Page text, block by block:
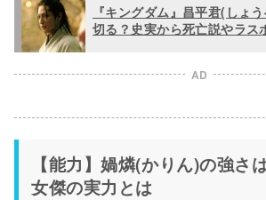
『キングダム』昌平君(しょ
切る？史実から死亡説やラス
AD
【能力】媧燐(かりん)の強さ
女傑の実力とは